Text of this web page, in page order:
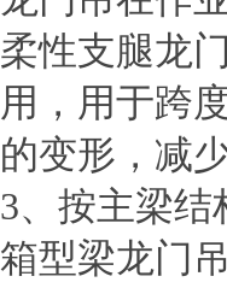
柔性支腿龙
用，用于跨
的变形，减
3、按主梁结
箱型梁龙门